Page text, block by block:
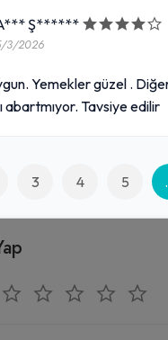
Ş******
3/2026
Yemekler güzel .
abartmıyor. Tavsiye edilir
3 4 5